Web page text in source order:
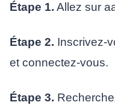
Étape 1. Allez sur
Étape 2. Inscrivez-
et connectez-vous.
Étape 3.